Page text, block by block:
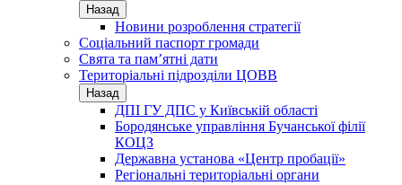
Назад
Новини розроблення стратегії
Соціальний паспорт громади
Свята та пам’ятні дати
Територіальні підрозділи ЦОВВ
Назад
ДПІ ГУ ДПС у Київській області
Бородянське управління Бучанської філії
КОЦЗ
Державна установа «Центр пробації»
Регіональні територіальні органи